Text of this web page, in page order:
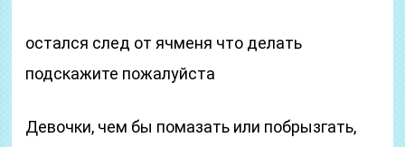
остался след от ячменя что делать
подскажите пожалуйста
Девочки, чем бы помазать или побрызгать,